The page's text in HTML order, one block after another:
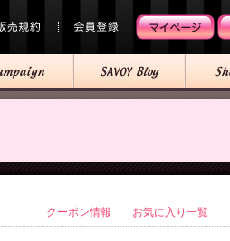
クーポン情報 お気に入り一覧